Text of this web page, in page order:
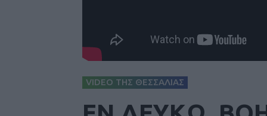
VIDEO ΤΗΣ ΘΕΣΣΑΛΙΑΣ